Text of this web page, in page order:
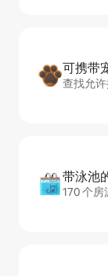
可携带
查找允
带泳池
170 个